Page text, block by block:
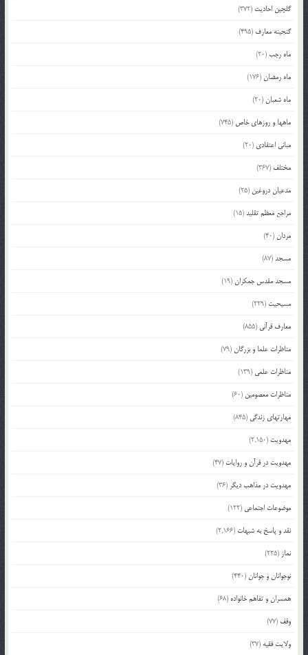
گلچین احادیث (372)
گنجینه معارف (495)
ماه رجب(20)
ماه رمضان(176)
ماه شعبان(20)
ماهها و روزهای خاص (745)
مبانی اعتقادی (20)
مختلف (367)
مدعیان دروغین (25)
مراجع معظم تقلید(15)
مردان(40)
مسجد(87)
مسجد مقدس جمکران(19)
مسیحیت (229)
معارف قرآنی (855)
مناظرات علما و بزرگان(79)
مناظرات علمی (139)
مناظرات معصومین (60)
مهارتهای زندگی (845)
مهدویت (2,150)
مهدویت در قرآن و روایات (47)
مهدویت در مذاهب دیگر (36)
موضوعات اجتماعی (122)
نقد و پاسخ به شبهات (2,166)
نماز (225)
نوجوانان و جوانان(440)
همسران و تفاهم خانواده (68)
وقف (77)
ولایت فقیه (37)